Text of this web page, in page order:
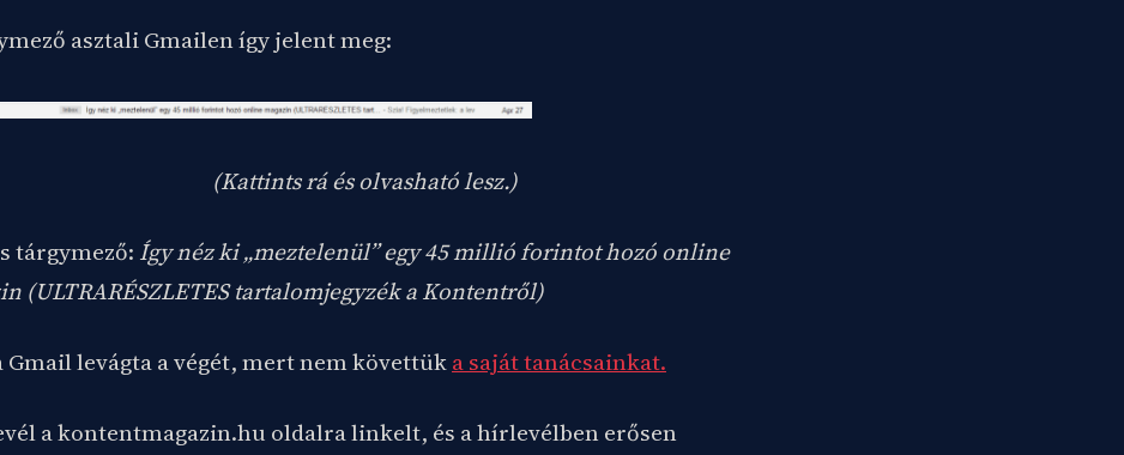
asztali Gmailen így jelent meg:
(Kattints rá és olvasható lesz.)
tárgymező: Így néz ki „meztelenül” egy 45 millió forintot hozó online
(ULTRARÉSZLETES tartalomjegyzék a Kontentről)
Gmail levágta a végét, mert nem követtüka saját tanácsainkat.
a kontentmagazin.hu oldalra linkelt, és a hírlevélben erősen